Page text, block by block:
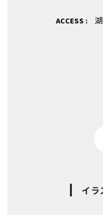
ACCESS :
イラ